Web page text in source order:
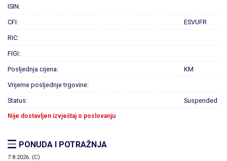
ISIN:
CFI: ESVUFR
RIC:
FIGI:
Posljednja cijena: KM
Vrijeme posljednje trgovine:
Status: Suspended
Nije dostavljen izvještaj o poslovanju
PONUDA I POTRAŽNJA
7.8.2026. (C)